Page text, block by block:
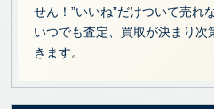
せん！”いいね”だけついて売れ
いつでも査定、買取が決まり次
きます。